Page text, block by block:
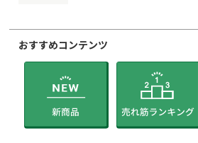
おすすめコンテンツ